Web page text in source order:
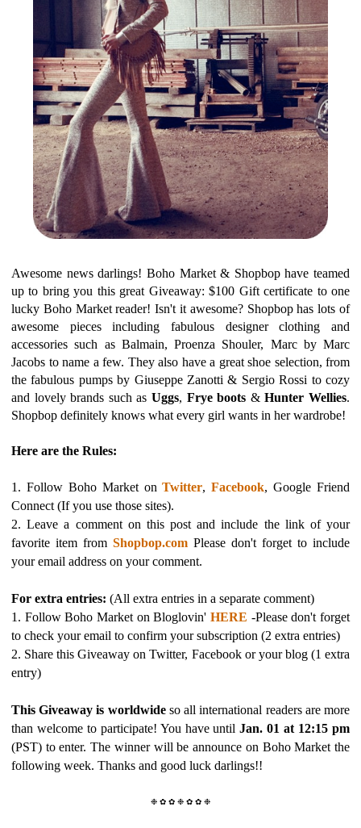
Awesome news darlings! Boho Market & Shopbop have teamed
up to bring you this great Giveaway: $100 Gift certificate to one
lucky Boho Market reader! Isn't it awesome? Shopbop has lots of
awesome pieces including fabulous designer clothing and
accessories such as Balmain, Proenza Shouler, Marc by Marc
Jacobs to name a few. They also have a great shoe selection, from
the fabulous pumps by Giuseppe Zanotti & Sergio Rossi to cozy
and lovely brands such as Uggs, Frye boots &Hunter Wellies.
Shopbop definitely knows what every girl wants in her wardrobe!
Here are the Rules:
1. Follow Boho Market onTwitter,Facebook, Google Friend
Connect (If you use those sites).
2. Leave a comment on this post and include the link of your
favorite item from Shopbop.com Please don't forget to include
your email address on your comment.
For extra entries: (All extra entries in a separate comment)
1. Follow Boho Market on Bloglovin' HERE -Please don't forget
to check your email to confirm your subscription (2 extra entries)
2. Share this Giveaway on Twitter, Facebook or your blog (1 extra
entry)
This Giveaway is worldwideso all international readers are more
than welcome to participate! You have until Jan. 01 at 12:15 pm
(PST) to enter. The winner will be announce on Boho Market the
following week. Thanks and good luck darlings!!
❉ ✿ ✿ ❉ ✿ ✿ ❉